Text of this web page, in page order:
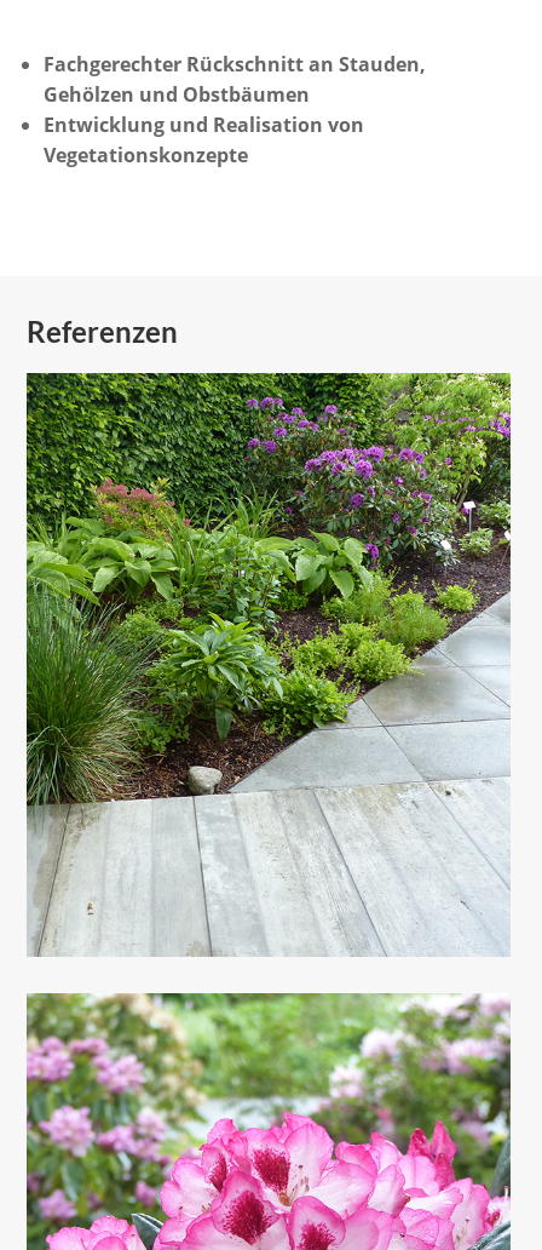
Fachgerechter Rückschnitt an Stauden,
Gehölzen und Obstbäumen
Entwicklung und Realisation von
Vegetationskonzepte
Referenzen